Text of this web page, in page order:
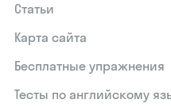
Статьи
Карта сайта
Бесплатные упражнения
Тесты по английскому